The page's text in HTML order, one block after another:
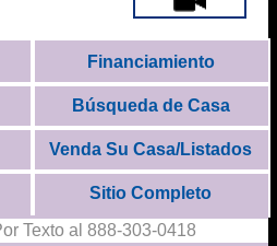
Financiamiento
Búsqueda de Casa
Venda Su Casa/Listados
Sitio Completo
Texto al 888-303-0418